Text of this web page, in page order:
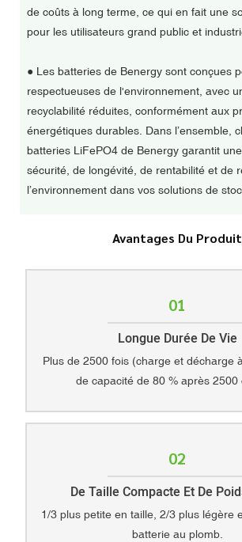
de coûts à long terme, ce qui en fait une
pour les utilisateurs grand public et
● Les batteries de Benergy sont conçues
respectueuses de l'environnement, avec
recyclabilité réduites, conformément aux
énergétiques durables. Dans l’ensemble,
batteries LiFePO4 de Benergy garantit
sécurité, de longévité, de rentabilité et de
l’environnement dans vos solutions de
Avantages Du Produit
01
Longue Durée De Vie
Plus de 2500 fois (charge et décharge
de capacité de 80 % après 2500
02
De Taille Compacte Et De
1/3 plus petite en taille, 2/3 plus légère
batterie au plomb.